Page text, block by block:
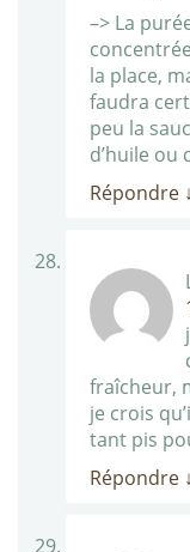
–> La
la place,
faudra
peu la
d’huile ou
Répondre ↓
fraîcheur,
je crois
tant pis
Répondre ↓